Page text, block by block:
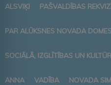
ALSVIĶI PAŠVALDĪBAS
PAR ALŪKSNES NOVADA
SOCIĀLĀ, IZGLĪTĪBAS UN
ANNA VADĪBA NOVADA